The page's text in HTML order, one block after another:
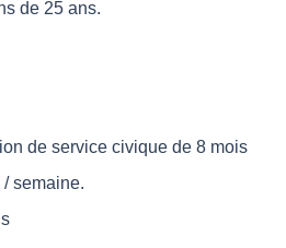
de 25 ans.
de service civique de 8 mois
semaine.